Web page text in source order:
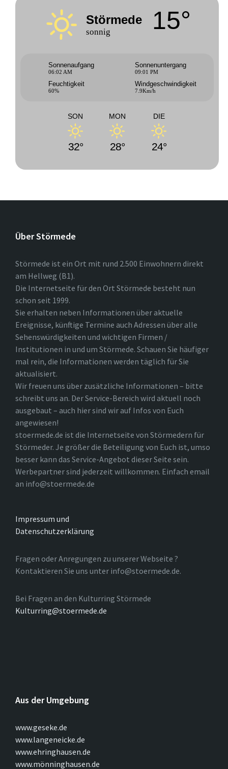
Störmede
sonnig 15°
Sonnenaufgang
06:02 AM
Sonnenuntergang
09:01 PM
Feuchtigkeit
60%
Windgeschwindigkeit
7.9Km/h
SON
32°
MON
28°
DIE
24°
Über Störmede
Störmede ist ein Ort mit rund 2.500 Einwohnern direkt
am Hellweg (B1).
Die Internetseite für den Ort Störmede besteht nun
schon seit 1999.
Sie erhalten neben Informationen über aktuelle
Ereignisse, künftige Termine auch Adressen über alle
Sehenswürdigkeiten und wichtigen Firmen /
Institutionen in und um Störmede. Schauen Sie häufiger
mal rein, die Informationen werden täglich für Sie
aktualisiert.
Wir freuen uns über zusätzliche Informationen – bitte
schreibt uns an. Der Service-Bereich wird aktuell noch
ausgebaut – auch hier sind wir auf Infos von Euch
angewiesen!
stoermede.de ist die Internetseite von Störmedern für
Störmeder. Je größer die Beteiligung von Euch ist, umso
besser kann das Service-Angebot dieser Seite sein.
Werbepartner sind jederzeit willkommen. Einfach email
an info@stoermede.de
Impressum und
Datenschutzerklärung
Fragen oder Anregungen zu unserer Webseite ?
Kontaktieren Sie uns unter info@stoermede.de.
Bei Fragen an den Kulturring Störmede
Kulturring@stoermede.de
Aus der Umgebung
www.geseke.de
www.langeneicke.de
www.ehringhausen.de
www.mönninghausen.de